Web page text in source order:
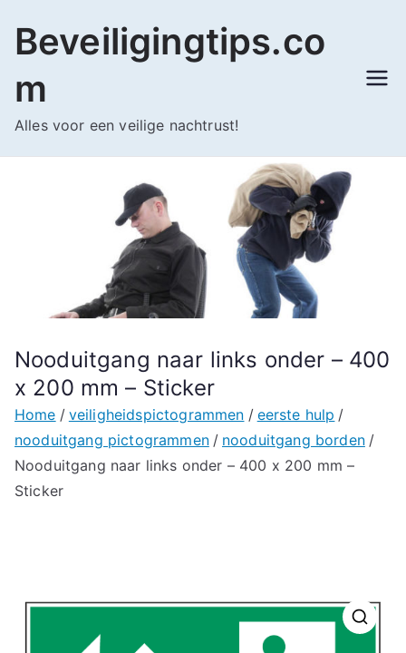
naar
inhoud
Beveiligingtips.co
m
Alles voor een veilige nachtrust!
Nooduitgang naar links onder – 400
x 200 mm – Sticker
Home veiligheidspictogrammen
eerste hulp
nooduitgang pictogrammen
nooduitgang borden
Nooduitgang naar links onder – 400 x 200 mm –
Sticker